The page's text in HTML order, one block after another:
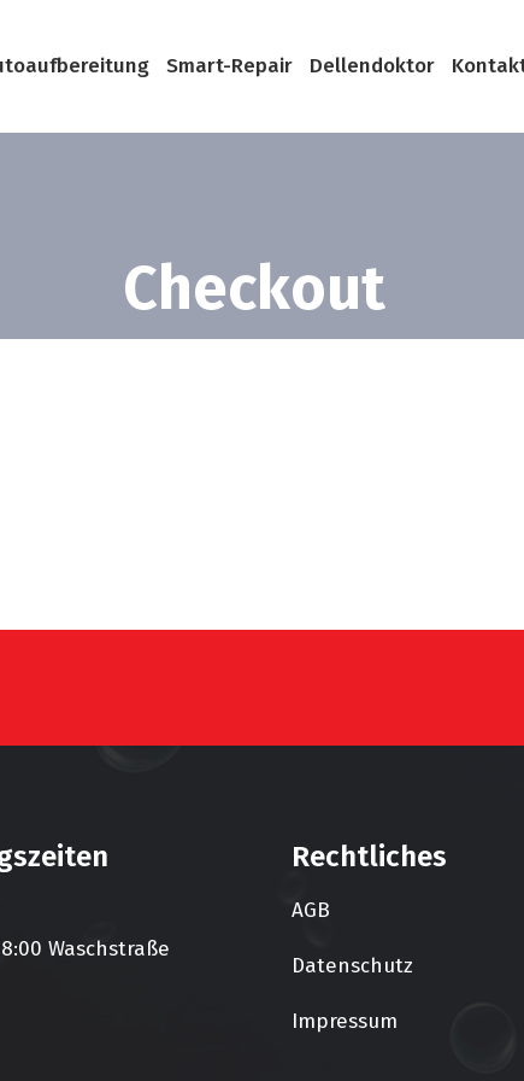
Smart-Repair Dellendoktor
Checkout
Waschstraße
Rechtliches
AGB
Datenschutz
Impressum